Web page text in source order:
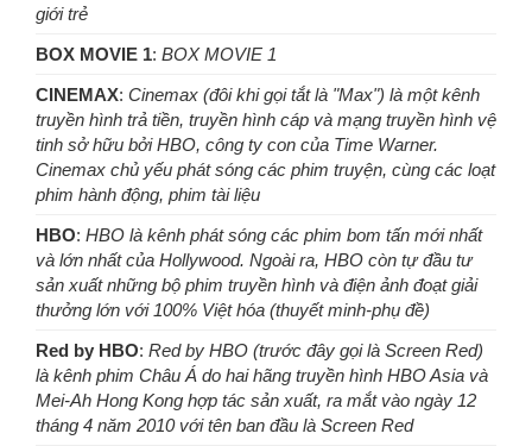
giới trẻ
BOX MOVIE 1: BOX MOVIE 1
CINEMAX: Cinemax (đôi khi gọi tắt là "Max") là một kênh
truyền hình trả tiền, truyền hình cáp và mạng truyền hình vệ
tinh sở hữu bởi HBO, công ty con của Time Warner.
Cinemax chủ yếu phát sóng các phim truyện, cùng các loạt
phim hành động, phim tài liệu
HBO: HBO là kênh phát sóng các phim bom tấn mới nhất
và lớn nhất của Hollywood. Ngoài ra, HBO còn tự đầu tư
sản xuất những bộ phim truyền hình và điện ảnh đoạt giải
thưởng lớn với 100% Việt hóa (thuyết minh-phụ đề)
Red by HBO: Red by HBO (trước đây gọi là Screen Red)
là kênh phim Châu Á do hai hãng truyền hình HBO Asia và
Mei-Ah Hong Kong hợp tác sản xuất, ra mắt vào ngày 12
tháng 4 năm 2010 với tên ban đầu là Screen Red